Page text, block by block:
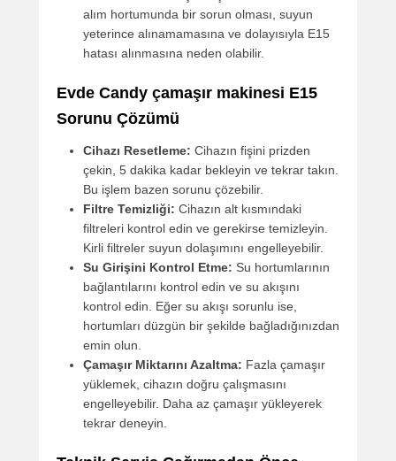
alım hortumunda bir sorun olması, suyun
yeterince alınamamasına ve dolayısıyla E15
hatası alınmasına neden olabilir.
Evde Candy çamaşır makinesi E15
Sorunu Çözümü
Cihazı Resetleme: Cihazın fişini prizden
çekin, 5 dakika kadar bekleyin ve tekrar takın.
Bu işlem bazen sorunu çözebilir.
Filtre Temizliği: Cihazın alt kısmındaki
filtreleri kontrol edin ve gerekirse temizleyin.
Kirli filtreler suyun dolaşımını engelleyebilir.
Su Girişini Kontrol Etme: Su hortumlarının
bağlantılarını kontrol edin ve su akışını
kontrol edin. Eğer su akışı sorunlu ise,
hortumları düzgün bir şekilde bağladığınızdan
emin olun.
Çamaşır Miktarını Azaltma: Fazla çamaşır
yüklemek, cihazın doğru çalışmasını
engelleyebilir. Daha az çamaşır yükleyerek
tekrar deneyin.